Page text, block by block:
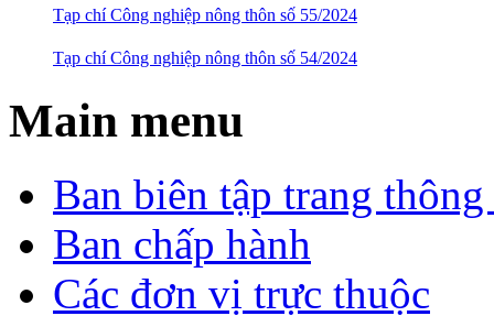
Tạp chí Công nghiệp nông thôn số 55/2024
Tạp chí Công nghiệp nông thôn số 54/2024
Main menu
Ban biên tập trang
Ban chấp hành
Các đơn vị trực thuộc